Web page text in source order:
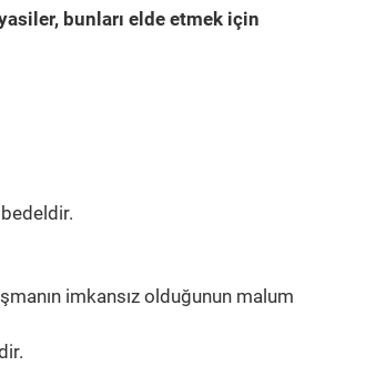
bunları elde etmek için
imkansız olduğunun malum